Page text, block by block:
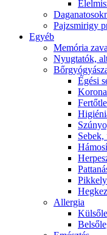
Pajzsmirigy
Egyéb
Memória
Nyugtatók,
É́gési
Allergia